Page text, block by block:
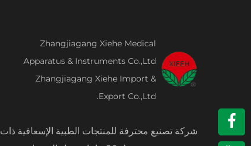
Zhangjiagang Xiehe Medical
Apparatus & Instruments Co.,Ltd
Zhangjiagang Xiehe Import &
Export Co.,Ltd.
شركة تصنيع محترفة للمنتجات الطبية الإسعافية ذات